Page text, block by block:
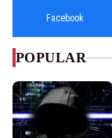
Facebook
POPULAR